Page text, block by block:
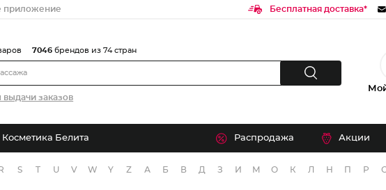
приложение Бесплатная доставка*
выдачи заказов
7046 брендов из 74 стран
Косметика Белита Распродажа Акции
R S T U V W Y Z А Б В Д З И М О К Л Н П Р С